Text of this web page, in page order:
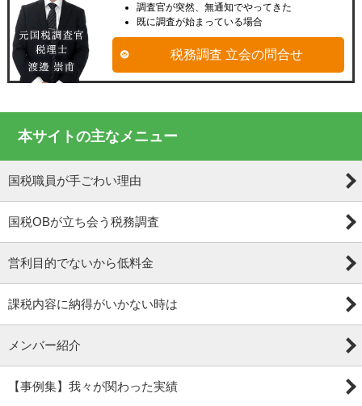
調査官が突然、無通知でやってきた
既に調査が始まっている場合
税務調査 立会の問合せ
本サイトの主なメニュー
国税職員が手ごわい理由
国税OBが立ち会う税務調査
営利目的でないから低料金
課税内容に納得がいかない時は
メンバー紹介
【事例集】我々が関わった実績